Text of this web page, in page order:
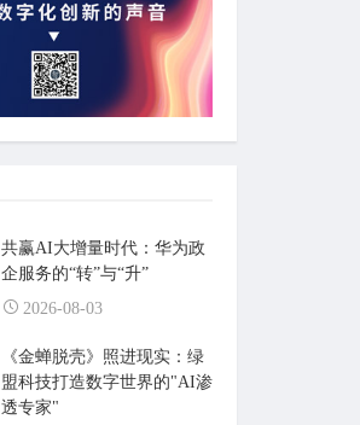
共赢AI大增量时代：华为政
企服务的“转”与“升”
2026-08-03
《金蝉脱壳》照进现实：绿
盟科技打造数字世界的"AI渗
透专家"